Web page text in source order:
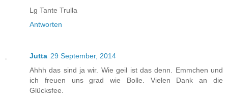
Lg Tante Trulla
Antworten
Jutta 29 September, 2014
Ahhh das sind ja wir. Wie geil ist das denn. Emmchen und
ich freuen uns grad wie Bolle. Vielen Dank an die
Glücksfee.